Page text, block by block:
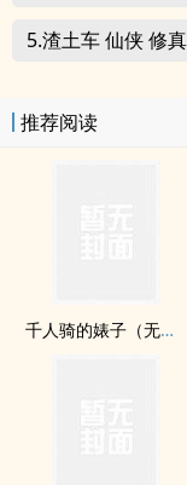
5.渣土车 仙侠 修
推荐阅读
千人骑的婊子（无节操np纯肉文）